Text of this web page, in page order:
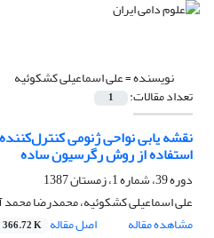
نویسنده =علی اسماعیلی کشکوئیه
تعداد مقالات: 1
نقشه یابی نواحی ژنومی
استفاده از روش رگرسیون ساده
دوره 39، شماره 1، زمستان 1387
علی اسماعیلی کشکوئیه، محمدرضا
مشاهده مقاله
اصل مقاله 366.72 K